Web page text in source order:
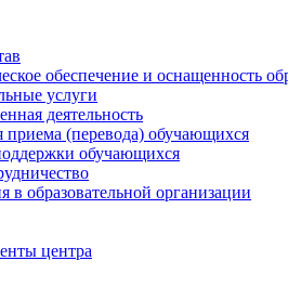
обеспечение и оснащенность
услуги
деятельность
приема (перевода) обучающихся
обучающихся
в образовательной организации
центра